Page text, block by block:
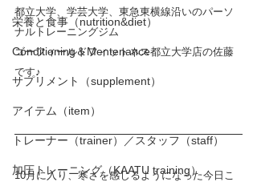
栄養と食事（nutrition&diet）
Conditioning＆Mentenance
サプリメント（supplement）
アイテム（item）
トレーナー（trainer）／スタッフ（staff）
加圧トレーニング（KAATU training）
都立大学、学芸大学、東急東横線沿いのパーソ
ナルトレーニングジム
ゴーフィールドフィットネス都立大学店の佐藤
です♪
10月に入り、寒さを感じるようになった今日こ